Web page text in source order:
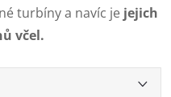
turbíny a navíc je jejich
včel.